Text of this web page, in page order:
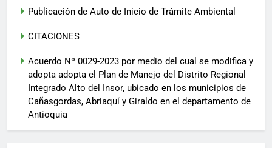
Publicación de Auto de Inicio de Trámite Ambiental
CITACIONES
Acuerdo Nº 0029-2023 por medio del cual se modifica y
adopta adopta el Plan de Manejo del Distrito Regional
Integrado Alto del Insor, ubicado en los municipios de
Cañasgordas, Abriaquí y Giraldo en el departamento de
Antioquia